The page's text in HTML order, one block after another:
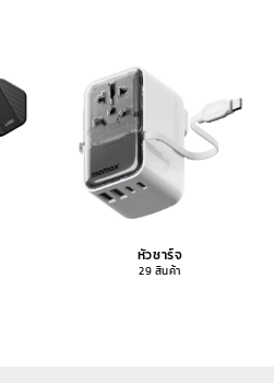
หัวชาร์จ
29 สินค้า